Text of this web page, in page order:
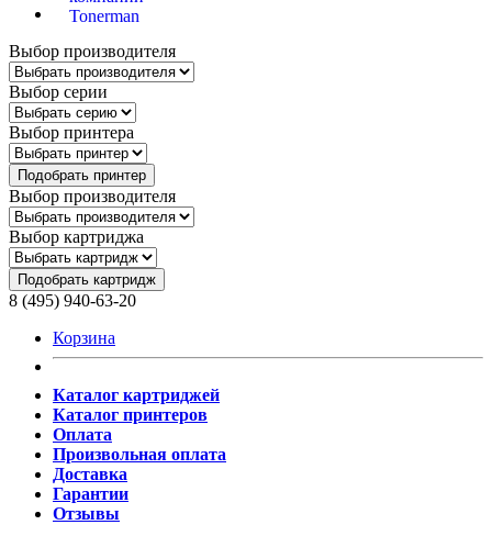
Выбор производителя
Выбор серии
Выбор принтера
Подобрать принтер
Выбор производителя
Выбор картриджа
Подобрать картридж
8 (495) 940-63-20
Корзина
Каталог картриджей
Каталог принтеров
Оплата
Произвольная оплата
Доставка
Гарантии
Отзывы